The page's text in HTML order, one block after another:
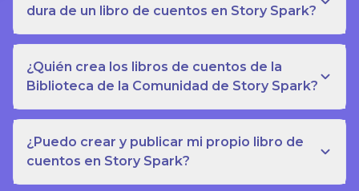
dura de un libro de cuentos en Story Spark?
¿Quién crea los libros de cuentos de la
Biblioteca de la Comunidad de Story Spark?
¿Puedo crear y publicar mi propio libro de
cuentos en Story Spark?